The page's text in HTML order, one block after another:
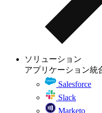
ソリューション
アプリケーション統
Salesforce
Slack
Marketo